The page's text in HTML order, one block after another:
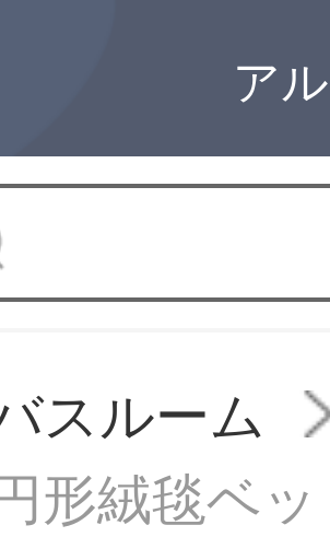
ア
スルーム
形絨毯ベ